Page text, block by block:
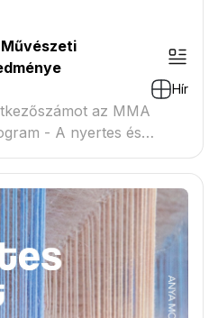
Hír
az MMA
- A nyertes és
megtekinthető a